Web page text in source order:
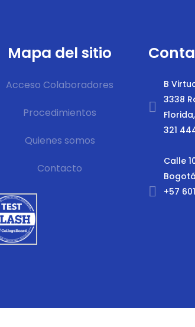
Mapa del sitio
Acceso Colaboradores
Procedimientos
Quienes somos
Contacto
B
3338
321
Calle
+57